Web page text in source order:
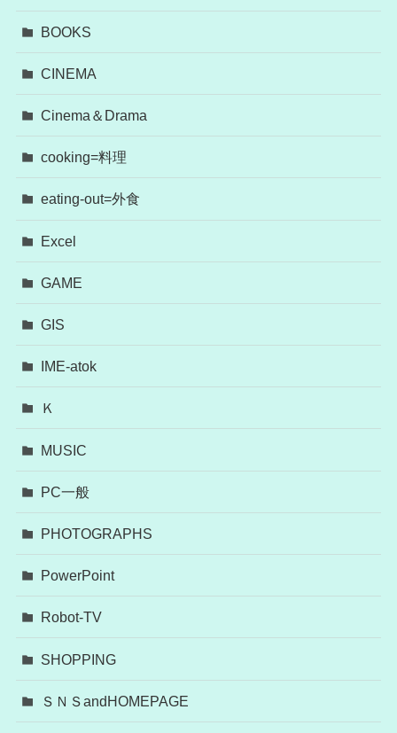
BOOKS
CINEMA
Cinema＆Drama
cooking=料理
eating-out=外食
Excel
GAME
GIS
IME-atok
Ｋ
MUSIC
PC一般
PHOTOGRAPHS
PowerPoint
Robot-TV
SHOPPING
ＳＮＳandHOMEPAGE